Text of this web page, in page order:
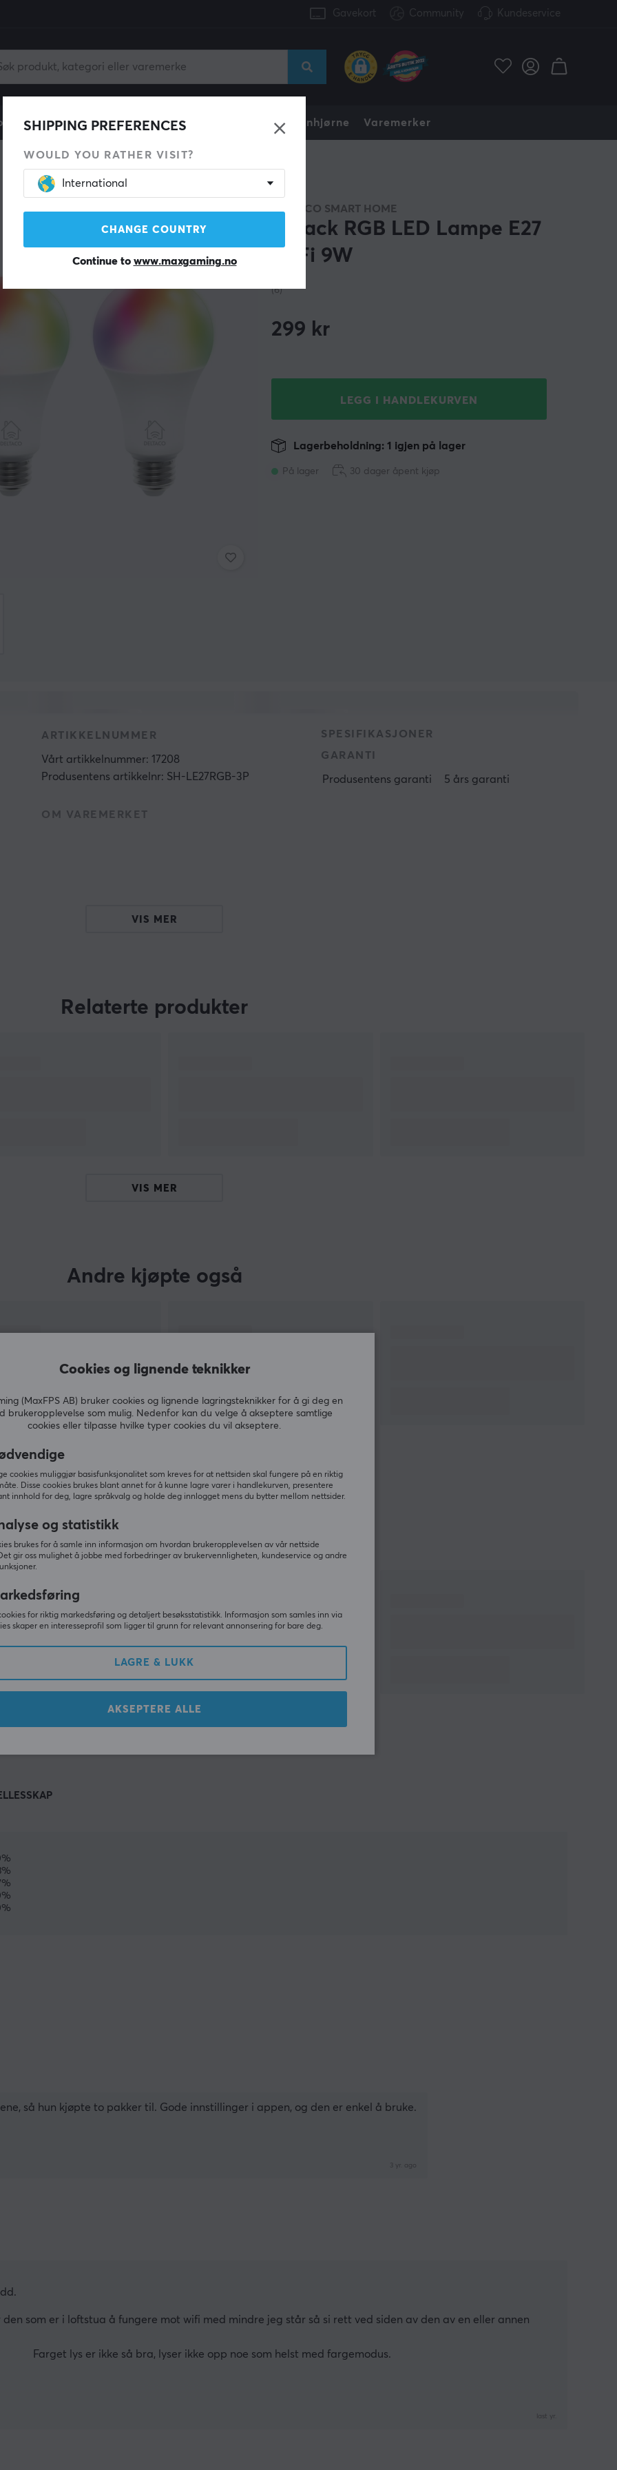
Gavekort Community Kundeservice
Gamingstol Mobiltilbehør Funnhjørne Varemerker
SHIPPING PREFERENCES
WOULD YOU RATHER VISIT?
International
CHANGE COUNTRY
Continue to www.maxgaming.no
DELTACO SMART HOME
3-Pack RGB LED Lampe E27
WiFi 9W
(6)
299 kr
LEGG I HANDLEKURVEN
På lager
Lagerbeholdning: 1 igjen på lager
30 dager åpent kjøp
ARTIKKELNUMMER
Vårt artikkelnummer: 17208
Produsentens artikkelnr: SH-LE27RGB-3P
OM VAREMERKET
SPESIFIKASJONER
GARANTI
Produsentens garanti 5 års garanti
VIS MER
Relaterte produkter
VIS MER
Andre kjøpte også
Andre så også
VIS MER
så hun kjøpte to pakker til. Gode innstillinger i appen, og den er enkel å bruke.
3 yr. ago
som er i loftstua å fungere mot wifi med mindre jeg står så si rett ved siden av den av en eller annen
Farget lys er ikke så bra, lyser ikke opp noe som helst med fargemodus.
last yr.
Cookies og lignende teknikker
(MaxFPS AB) bruker cookies og lignende lagringsteknikker for å gi deg en
brukeropplevelse som mulig. Nedenfor kan du velge å akseptere samtlige
cookies eller tilpasse hvilke typer cookies du vil akseptere.
cookies muliggjør basisfunksjonalitet som kreves for at nettsiden skal fungere på en riktig
Disse cookies brukes blant annet for å kunne lagre varer i handlekurven, presentere
innhold for deg, lagre språkvalg og holde deg innlogget mens du bytter mellom nettsider.
og statistikk
brukes for å samle inn informasjon om hvordan brukeropplevelsen av vår nettside
gir oss mulighet å jobbe med forbedringer av brukervennligheten, kundeservice og andre
for riktig markedsføring og detaljert besøksstatistikk. Informasjon som samles inn via
skaper en interesseprofil som ligger til grunn for relevant annonsering for bare deg.
LAGRE & LUKK
AKSEPTERE ALLE